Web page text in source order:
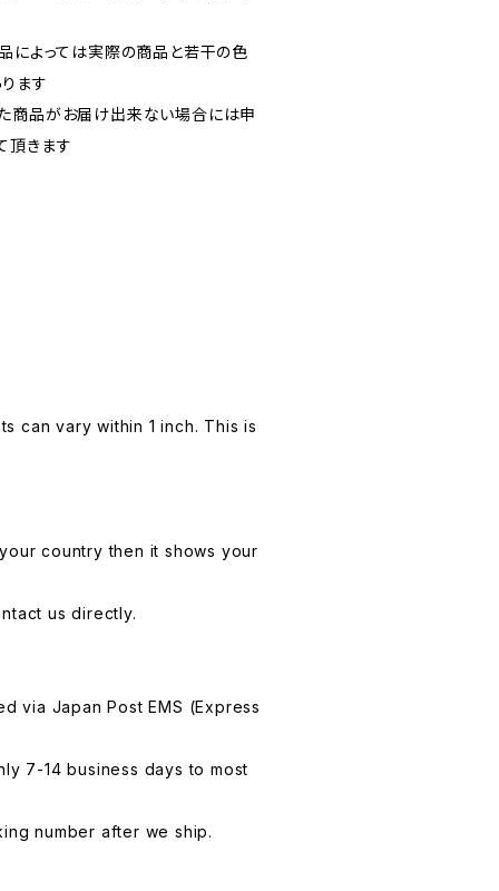
によっては実際の商品と若干の色
ます
商品がお届け出来ない場合には申
頂きます
can vary within 1 inch. This is
country then it shows your
us directly.
via Japan Post EMS (Express
7-14 business days to most
number after we ship.